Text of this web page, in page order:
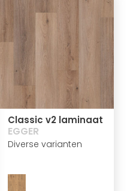
Classic v2 laminaat
EGGER
Diverse varianten